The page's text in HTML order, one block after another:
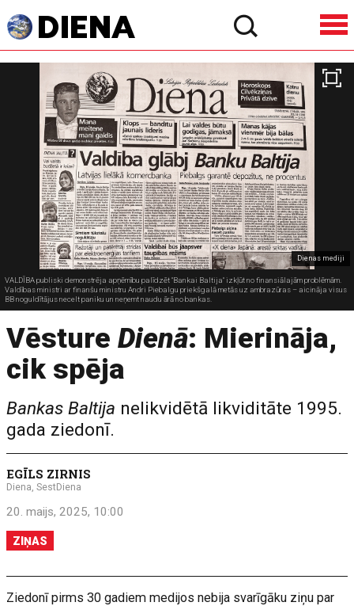
Dienas mediji
VALDĪBA publiski demonstrēja apņēmību palīdzēt "Bankai Baltija" izkļūt no finansiālajām problēmām.
Valdības ministri ar finanšu ministru Andri Piebalgu priekšgalā metās uz ambrazūras – aicināja visus
BB noguldītājus necelt paniku un neņemt naudu ārā no bankas.
VēstureDienā: Mierināja,
cik spēja
Bankas Baltija nelikvidētā likviditāte 1995.
gada ziedonī.
EGĪLS ZIRNIS
Diena, SestDiena
20. maijs, 2025, 10:00
ZIŅAS
Ziedonī pirms 30 gadiem medijos nebija svarīgāku ziņu par